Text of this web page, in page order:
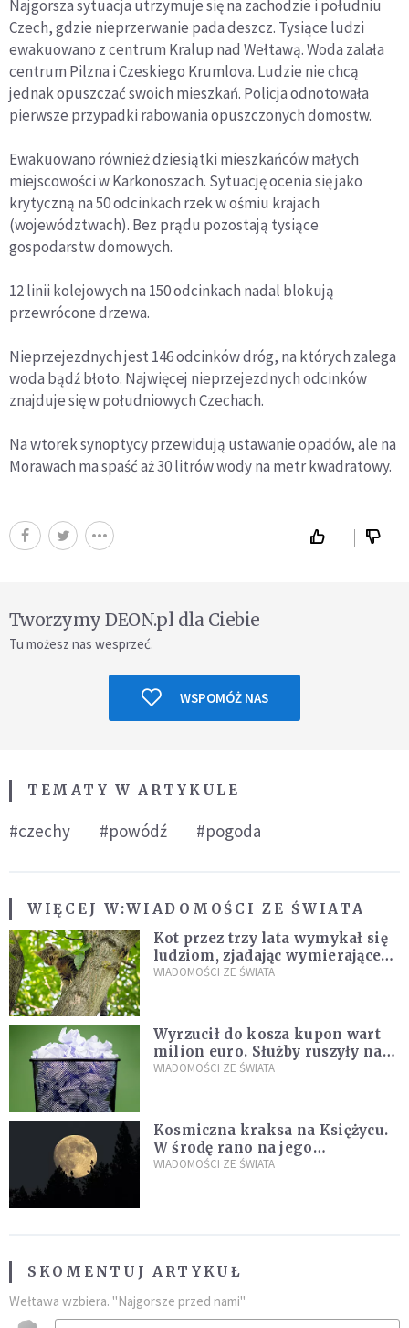
Najgorsza sytuacja utrzymuje się na zachodzie i południu
Czech, gdzie nieprzerwanie pada deszcz. Tysiące ludzi
ewakuowano z centrum Kralup nad Wełtawą. Woda zalała
centrum Pilzna i Czeskiego Krumlova. Ludzie nie chcą
jednak opuszczać swoich mieszkań. Policja odnotowała
pierwsze przypadki rabowania opuszczonych domostw.
Ewakuowano również dziesiątki mieszkańców małych
miejscowości w Karkonoszach. Sytuację ocenia się jako
krytyczną na 50 odcinkach rzek w ośmiu krajach
(województwach). Bez prądu pozostają tysiące
gospodarstw domowych.
12 linii kolejowych na 150 odcinkach nadal blokują
przewrócone drzewa.
Nieprzejezdnych jest 146 odcinków dróg, na których zalega
woda bądź błoto. Najwięcej nieprzejezdnych odcinków
znajduje się w południowych Czechach.
Na wtorek synoptycy przewidują ustawanie opadów, ale na
Morawach ma spaść aż 30 litrów wody na metr kwadratowy.
Tworzymy DEON.pl dla Ciebie
Tu możesz nas wesprzeć.
WSPOMÓŻ NAS
TEMATY W ARTYKULE
#czechy #powódź #pogoda
WIĘCEJ W:WIADOMOŚCI ZE ŚWIATA
Kot przez trzy lata wymykał się
ludziom, zjadając wymierające
kaczki. W końcu popełnił
WIADOMOŚCI ZE ŚWIATA
Wyrzucił do kosza kupon wart
milion euro. Służby ruszyły na
poszukiwania
WIADOMOŚCI ZE ŚWIATA
Kosmiczna kraksa na Księżycu.
W środę rano na jego
powierzchni dojdzie do
WIADOMOŚCI ZE ŚWIATA
SKOMENTUJ ARTYKUŁ
Wełtawa wzbiera. "Najgorsze przed nami"